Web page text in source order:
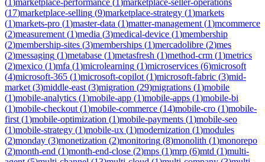
(17)marketplace-selling (9)marketplace-strategy (1)markets
(1)markets-pro (1)master-data (1)matter-management (1)mcommerce
(2)measurement (1)media (3)medical-device (1)membership
(2)membership-sites (3)memberships (1)mercadolibre (2)mes
(2)messaging (1)metabase (1)metasfresh (1)method-crm (1)metrics
(2)mexico (1)mfa (1)microlearning (1)microservices (6)microsoft
(4)microsoft-365 (1)microsoft-copilot (1)microsoft-fabric (3)mid-
market (3)middle-east (3)migration (29)migrations (1)mobile
(1)mobile-analytics (1)mobile-app (1)mobile-apps (1)mobile-bi
(1)mobile-checkout (1)mobile-commerce (14)mobile-cro (1)mobile-
first (1)mobile-optimization (1)mobile-payments (1)mobile-seo
(1)mobile-strategy (1)mobile-ux (1)modernization (1)modules
(2)monday (3)monetization (2)monitoring (8)monolith (1)monorepo
(2)month-end (1)month-end-close (2)mps (1)mrp (6)mtd (1)multi-